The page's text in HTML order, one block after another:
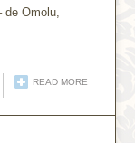
Omolu,
READ MORE